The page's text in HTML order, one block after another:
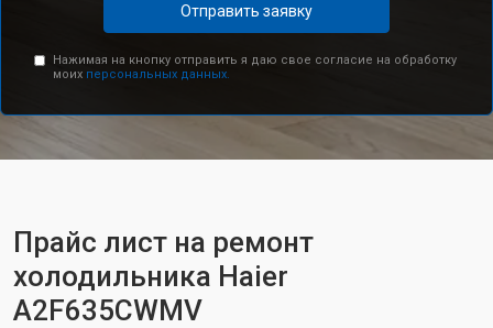
Отправить заявку
Нажимая на кнопку отправить я даю свое согласие на обработку
моих персональных данных.
Прайс лист на ремонт
холодильника Haier
A2F635CWMV